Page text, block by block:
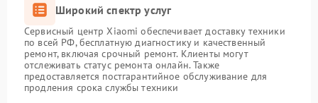
Широкий спектр услуг
Сервисный центр Xiaomi обеспечивает доставку техники
по всей РФ, бесплатную диагностику и качественный
ремонт, включая срочный ремонт. Клиенты могут
отслеживать статус ремонта онлайн. Также
предоставляется постгарантийное обслуживание для
продления срока службы техники